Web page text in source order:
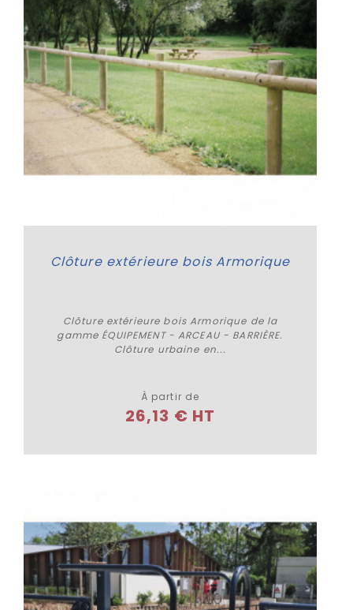
Clôture extérieure bois Armorique
Clôture extérieure bois Armorique de la
gamme ÉQUIPEMENT - ARCEAU - BARRIÈRE.
Clôture urbaine en...
À partir de
26,13 € HT